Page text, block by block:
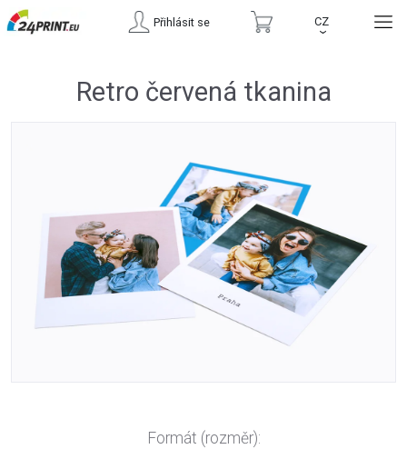
Přihlásit se CZ
›
Retro červená tkanina
Formát (rozměr):